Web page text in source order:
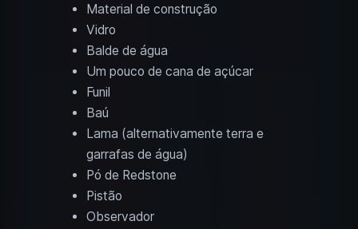
Material de construção
Vidro
Balde de água
Um pouco de cana de açúcar
Funil
Baú
Lama (alternativamente terra e
garrafas de água)
Pó de Redstone
Pistão
Observador